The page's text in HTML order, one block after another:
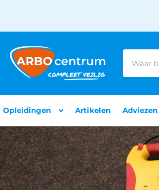
Opleidingen Artikelen Adviezen